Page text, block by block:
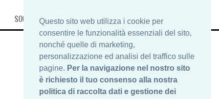
Questo sito web utilizza i cookie per
consentire le funzionalità essenziali del sito,
nonché quelle di marketing,
personalizzazione ed analisi del traffico sulle
pagine. Per la navigazione nel nostro sito
è richiesto il tuo consenso alla nostra
politica di raccolta dati e gestione dei
SOCIAL, INFO & SHOP